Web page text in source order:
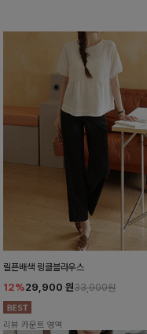
릴픈배색 링클블라우스
12%29,900 원33,900원
리뷰 카운트 영역